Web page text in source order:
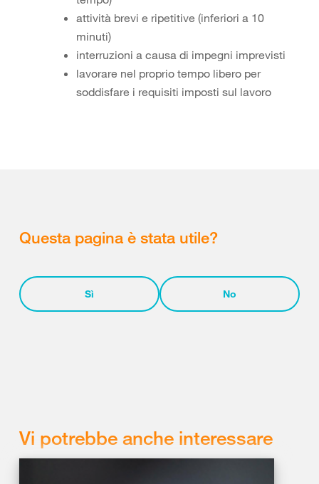
attività brevi e ripetitive (inferiori a 10
minuti)
interruzioni a causa di impegni imprevisti
lavorare nel proprio tempo libero per
soddisfare i requisiti imposti sul lavoro
Questa pagina è stata utile?
Sì No
Vi potrebbe anche interessare